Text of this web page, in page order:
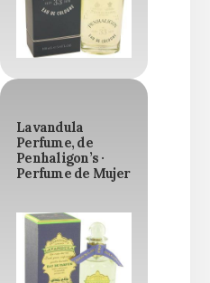
Lavandula
Perfume, de
Penhaligon’s ·
Perfume de Mujer